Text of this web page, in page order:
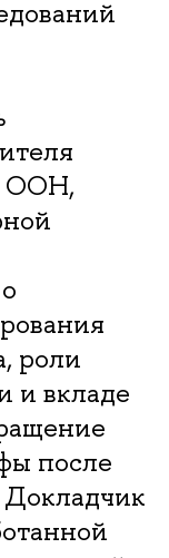
ООН,
роли
и вкладе
после